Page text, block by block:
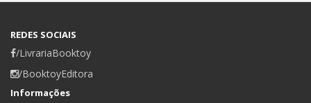
REDES SOCIAIS
/LivrariaBooktoy
/BooktoyEditora
Informações